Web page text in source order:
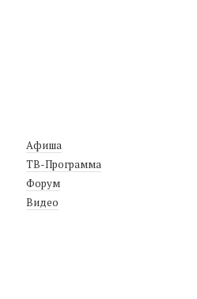
Афиша
ТВ-Программа
Форум
Видео